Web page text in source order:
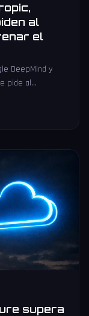
al
el
DeepMind y
pide al
supera